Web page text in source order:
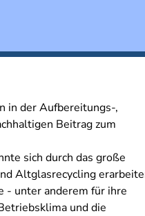
& engineering
ADA
8184 Anger
in der Aufbereitungs-,
Beitrag zum
sich durch das große
Altglasrecycling
- unter anderem für ihre
und die